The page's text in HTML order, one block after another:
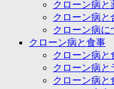
クローン病と
クローン病と
クローン病に
クローン病と食事
クローン病と
クローン病と
クローン病と